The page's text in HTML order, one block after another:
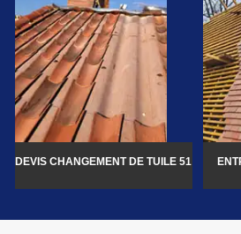
DEVIS CHANGEMENT DE TUILE 51